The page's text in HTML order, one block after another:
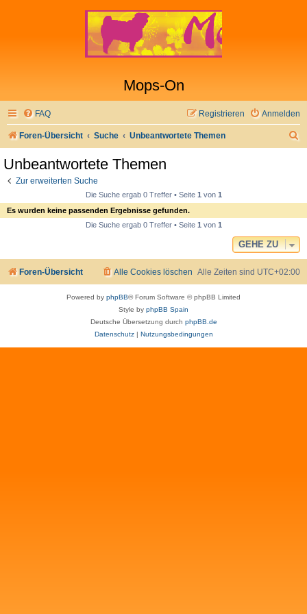
Mops-On
FAQ Anmelden
Registrieren
Foren-Übersicht Suche Unbeantwortete Themen
Unbeantwortete Themen
Zur erweiterten Suche
Die Suche ergab 0 Treffer • Seite 1von 1
Es wurden keine passenden Ergebnisse gefunden.
Die Suche ergab 0 Treffer • Seite 1von 1
GEHE ZU
Foren-Übersicht Alle Zeiten sind UTC+02:00
Alle Cookies löschen
Powered by phpBB® Forum Software © phpBB Limited
Style by phpBB Spain
Deutsche Übersetzung durch phpBB.de
Datenschutz| Nutzungsbedingungen